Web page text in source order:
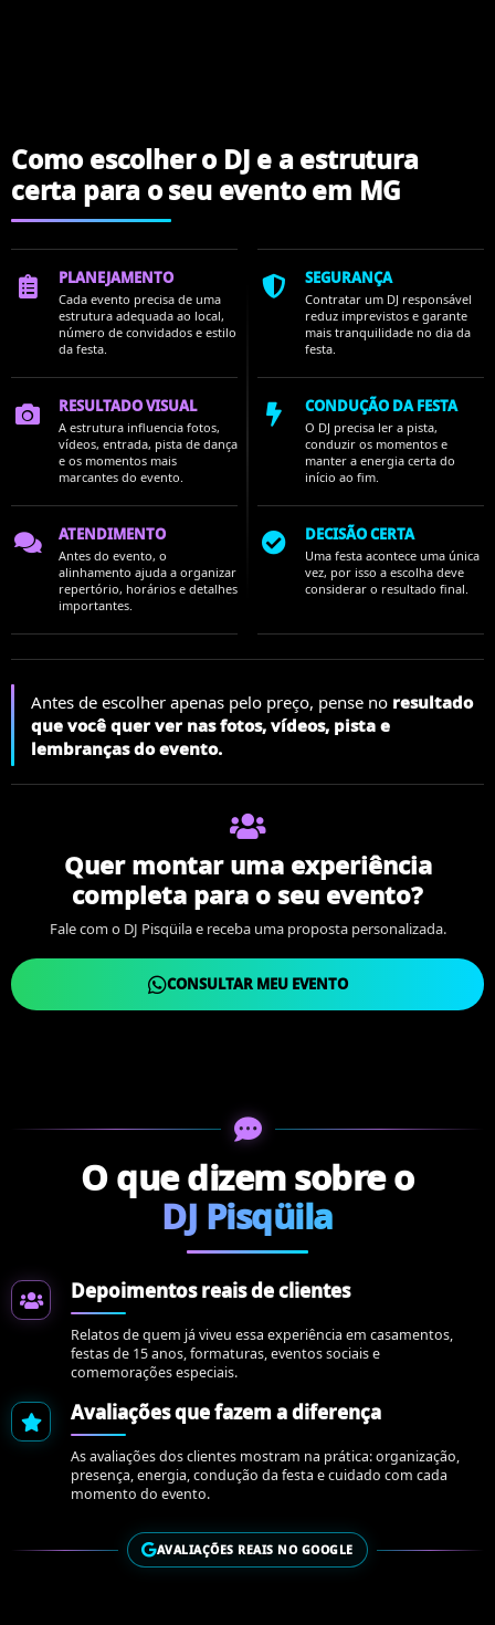
Como escolher o DJ e a estrutura
certa para o seu evento em MG
PLANEJAMENTO
Cada evento precisa de uma
estrutura adequada ao local,
número de convidados e estilo
da festa.
SEGURANÇA
Contratar um DJ responsável
reduz imprevistos e garante
mais tranquilidade no dia da
festa.
RESULTADO VISUAL
A estrutura influencia fotos,
vídeos, entrada, pista de dança
e os momentos mais
marcantes do evento.
CONDUÇÃO DA FESTA
O DJ precisa ler a pista,
conduzir os momentos e
manter a energia certa do
início ao fim.
ATENDIMENTO
Antes do evento, o
alinhamento ajuda a organizar
repertório, horários e detalhes
importantes.
DECISÃO CERTA
Uma festa acontece uma única
vez, por isso a escolha deve
considerar o resultado final.
Antes de escolher apenas pelo preço, pense no resultado
que você quer ver nas fotos, vídeos, pista e
lembranças do evento.
Quer montar uma experiência
completa para o seu evento?
Fale com o DJ Pisqüila e receba uma proposta personalizada.
CONSULTAR MEU EVENTO
O que dizem sobre o
DJ Pisqüila
Depoimentos reais de clientes
Relatos de quem já viveu essa experiência em casamentos,
festas de 15 anos, formaturas, eventos sociais e
comemorações especiais.
Avaliações que fazem a diferença
As avaliações dos clientes mostram na prática: organização,
presença, energia, condução da festa e cuidado com cada
momento do evento.
AVALIAÇÕES REAIS NO GOOGLE